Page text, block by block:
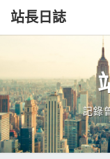
站長日誌
記錄